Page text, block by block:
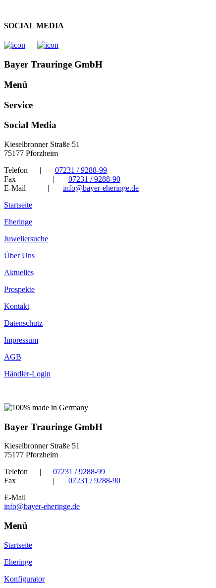
SOCIAL MEDIA
Bayer Trauringe GmbH
Menü
Service
Social Media
Kieselbronner Straße 51
75177 Pforzheim
Telefon
|
07231 / 9288-99
Fax
|
07231 / 9288-90
E-Mail
|
info@bayer-eheringe.de
Startseite
Eheringe
Juweliersuche
Über Uns
Aktuelles
Prospekte
Kontakt
Datenschutz
Impressum
AGB
Händler-Login
Bayer Trauringe GmbH
Kieselbronner Straße 51
75177 Pforzheim
Telefon
|
07231 / 9288-99
Fax
|
07231 / 9288-90
E-Mail
info@bayer-eheringe.de
Menü
Startseite
Eheringe
Konfigurator